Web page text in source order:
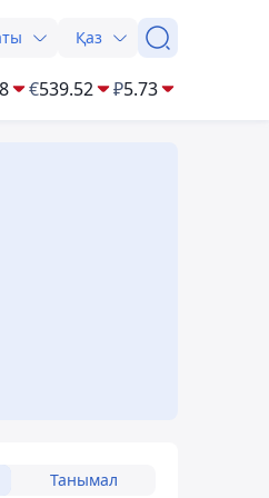
Қаз
€539.52 ₽5.73
Танымал